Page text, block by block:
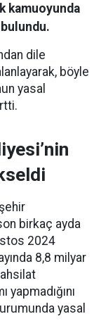
kamuoyunda
dile
böyle
yasal
birkaç ayda
2024
8,8 milyar
yasal